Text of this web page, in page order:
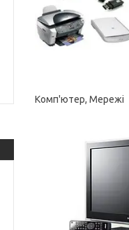
Комп'ютер, Мережі